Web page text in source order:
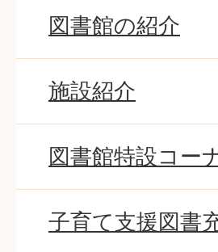
図書館の紹介
施設紹介
図書館特設コー
子育て支援図書